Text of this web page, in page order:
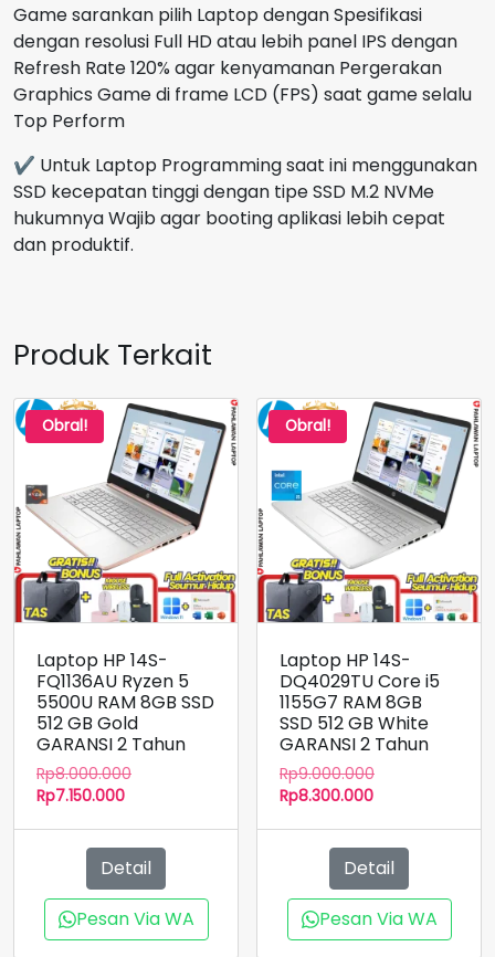
Game sarankan pilih Laptop dengan Spesifikasi
dengan resolusi Full HD atau lebih panel IPS dengan
Refresh Rate 120% agar kenyamanan Pergerakan
Graphics Game di frame LCD (FPS) saat game selalu
Top Perform
✔ Untuk Laptop Programming saat ini menggunakan
SSD kecepatan tinggi dengan tipe SSD M.2 NVMe
hukumnya Wajib agar booting aplikasi lebih cepat
dan produktif.
Produk Terkait
Obral!
Laptop HP 14S-
FQ1136AU Ryzen 5
5500U RAM 8GB SSD
512 GB Gold
GARANSI 2 Tahun
Rp8.000.000Harga
Rp7.150.000Harga
adalah:
Rp7.150.000.
Detail
Pesan Via WA
Obral!
Laptop HP 14S-
DQ4029TU Core i5
1155G7 RAM 8GB
SSD 512 GB White
GARANSI 2 Tahun
Rp9.000.000Harga
Rp8.300.000Harga
adalah:
Rp8.300.000.
Detail
Pesan Via WA